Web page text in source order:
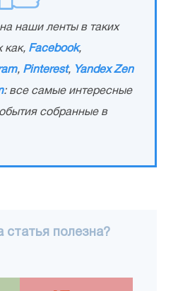
наши ленты в таких
как, Facebook,
, Pinterest, Yandex Zen
: все самые интересные
собранные в
статья полезна?